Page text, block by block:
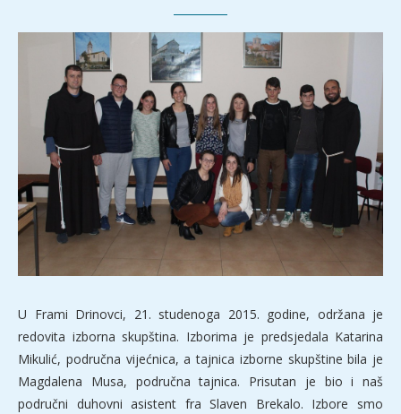
U Frami Drinovci, 21. studenoga 2015. godine, održana je
redovita izborna skupština. Izborima je predsjedala Katarina
Mikulić, područna vijećnica, a tajnica izborne skupštine bila je
Magdalena Musa, područna tajnica. Prisutan je bio i naš
područni duhovni asistent fra Slaven Brekalo. Izbore smo